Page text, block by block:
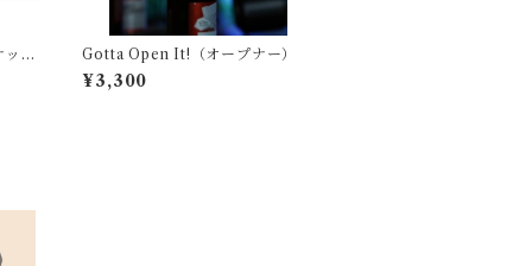
ット
Gotta Open It!（オープナー）
¥3,300